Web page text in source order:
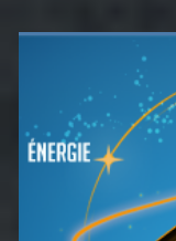
Barre
latérale